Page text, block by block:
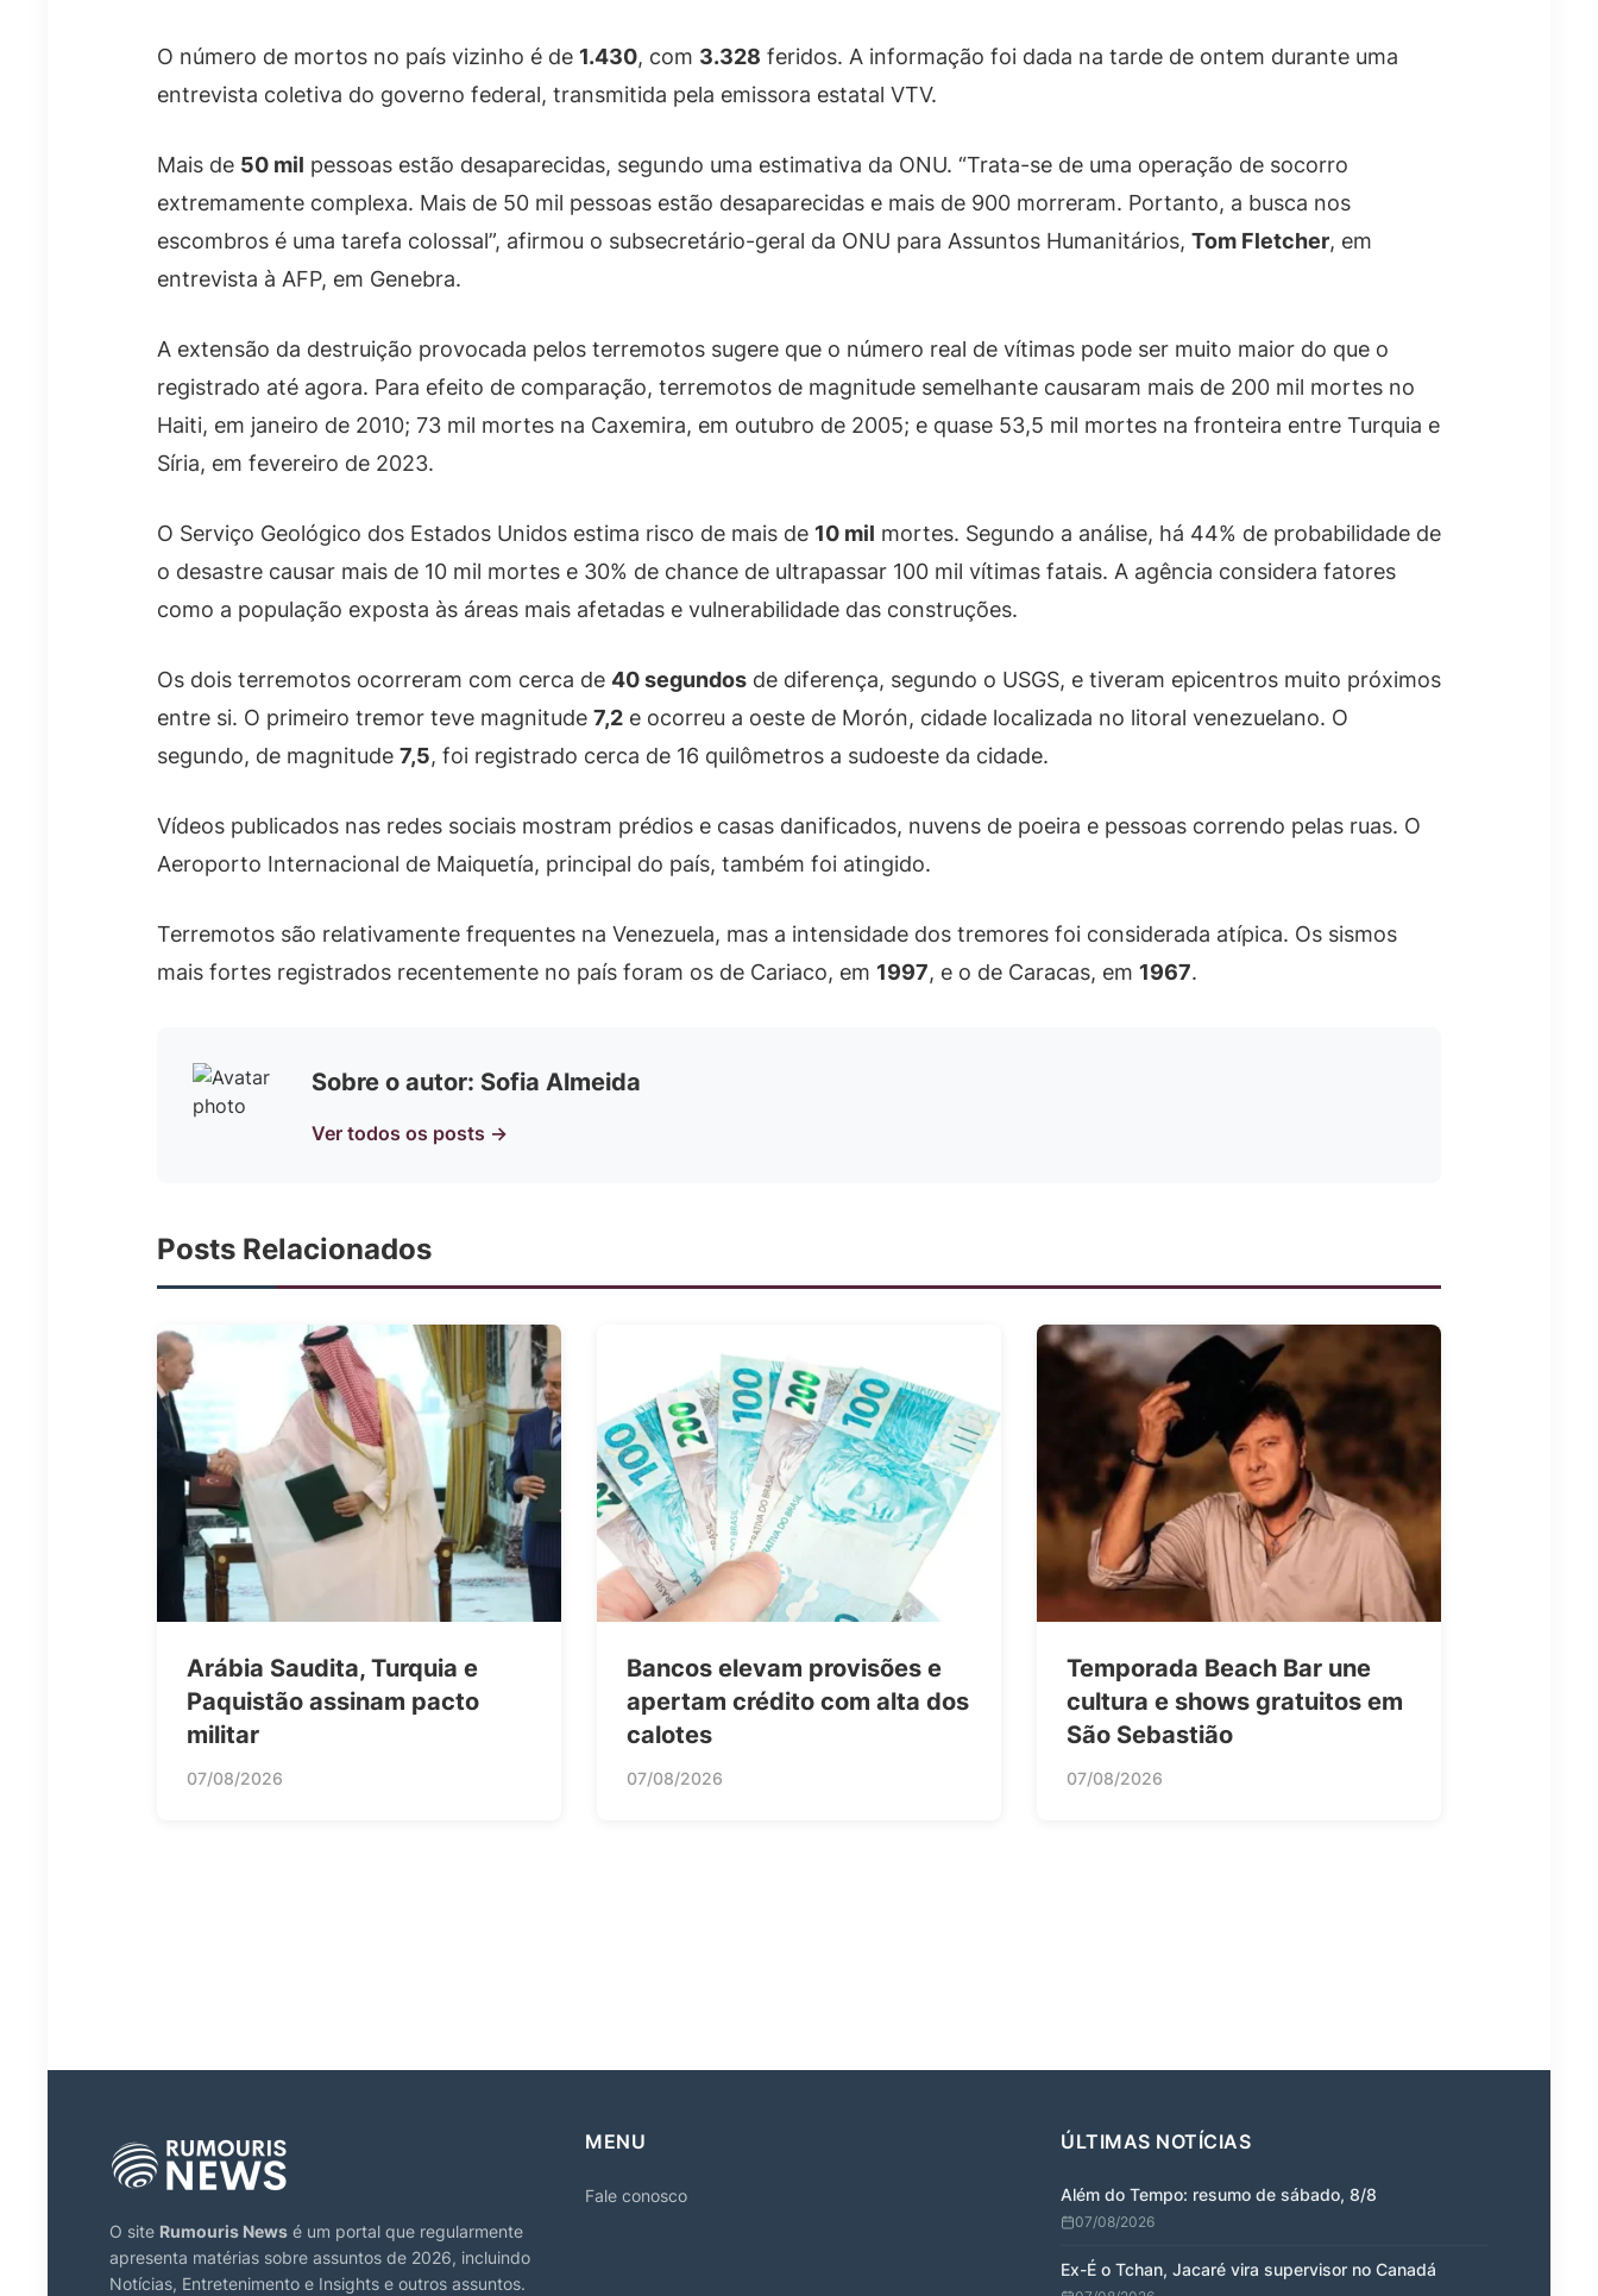
O número de mortos no país vizinho é de 1.430, com 3.328 feridos. A informação foi dada na tarde de ontem durante uma
entrevista coletiva do governo federal, transmitida pela emissora estatal VTV.
Mais de 50 mil pessoas estão desaparecidas, segundo uma estimativa da ONU. “Trata-se de uma operação de socorro
extremamente complexa. Mais de 50 mil pessoas estão desaparecidas e mais de 900 morreram. Portanto, a busca nos
escombros é uma tarefa colossal”, afirmou o subsecretário-geral da ONU para Assuntos Humanitários, Tom Fletcher, em
entrevista à AFP, em Genebra.
A extensão da destruição provocada pelos terremotos sugere que o número real de vítimas pode ser muito maior do que o
registrado até agora. Para efeito de comparação, terremotos de magnitude semelhante causaram mais de 200 mil mortes no
Haiti, em janeiro de 2010; 73 mil mortes na Caxemira, em outubro de 2005; e quase 53,5 mil mortes na fronteira entre Turquia e
Síria, em fevereiro de 2023.
O Serviço Geológico dos Estados Unidos estima risco de mais de 10 mil mortes. Segundo a análise, há 44% de probabilidade de
o desastre causar mais de 10 mil mortes e 30% de chance de ultrapassar 100 mil vítimas fatais. A agência considera fatores
como a população exposta às áreas mais afetadas e vulnerabilidade das construções.
Os dois terremotos ocorreram com cerca de 40 segundos de diferença, segundo o USGS, e tiveram epicentros muito próximos
entre si. O primeiro tremor teve magnitude 7,2 e ocorreu a oeste de Morón, cidade localizada no litoral venezuelano. O
segundo, de magnitude 7,5, foi registrado cerca de 16 quilômetros a sudoeste da cidade.
Vídeos publicados nas redes sociais mostram prédios e casas danificados, nuvens de poeira e pessoas correndo pelas ruas. O
Aeroporto Internacional de Maiquetía, principal do país, também foi atingido.
Terremotos são relativamente frequentes na Venezuela, mas a intensidade dos tremores foi considerada atípica. Os sismos
mais fortes registrados recentemente no país foram os de Cariaco, em 1997, e o de Caracas, em 1967.
Sobre o autor: Sofia Almeida
Ver todos os posts →
Posts Relacionados
Arábia Saudita, Turquia e
Paquistão assinam pacto
militar
07/08/2026
Bancos elevam provisões e
apertam crédito com alta dos
calotes
07/08/2026
Temporada Beach Bar une
cultura e shows gratuitos em
São Sebastião
07/08/2026
O site Rumouris News é um portal que regularmente
apresenta matérias sobre assuntos de 2026, incluindo
Notícias, Entretenimento e Insights e outros assuntos.
MENU
Fale conosco
ÚLTIMAS NOTÍCIAS
Além do Tempo: resumo de sábado, 8/8
07/08/2026
Ex-É o Tchan, Jacaré vira supervisor no Canadá